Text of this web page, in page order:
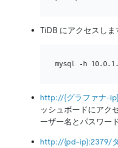
TiDB にアクセスし
http://{グラファナ-
ッシュボードにアク
ーザー名とパスワー
http://{pd-ip}:2379/